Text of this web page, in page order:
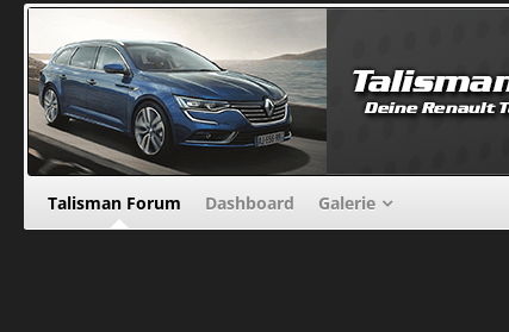
Talisman Forum Dashboard Galerie